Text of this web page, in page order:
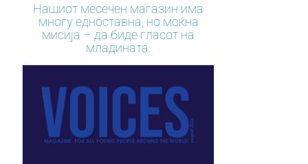
Нашиот месечен магазин има
многу едноставна, но моќна
мисија – да биде гласот на
младината.